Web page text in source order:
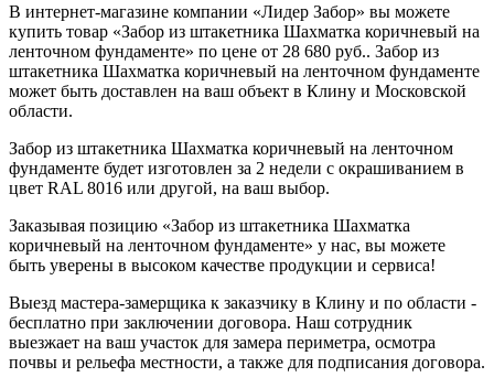
В интернет-магазине компании «Лидер Забор» вы можете
купить товар «Забор из штакетника Шахматка коричневый на
ленточном фундаменте» по цене от 28 680 руб.. Забор из
штакетника Шахматка коричневый на ленточном фундаменте
может быть доставлен на ваш объект в Клину и Московской
области.
Забор из штакетника Шахматка коричневый на ленточном
фундаменте будет изготовлен за 2 недели с окрашиванием в
цвет RAL 8016 или другой, на ваш выбор.
Заказывая позицию «Забор из штакетника Шахматка
коричневый на ленточном фундаменте» у нас, вы можете
быть уверены в высоком качестве продукции и сервиса!
Выезд мастера-замерщика к заказчику в Клину и по области -
бесплатно при заключении договора. Наш сотрудник
выезжает на ваш участок для замера периметра, осмотра
почвы и рельефа местности, а также для подписания договора.